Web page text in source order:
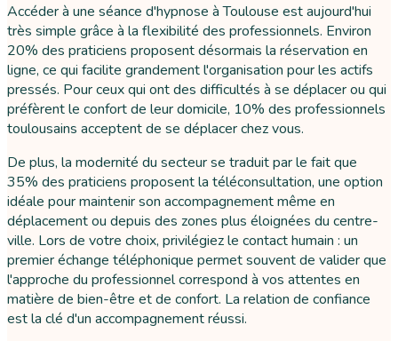
Accéder à une séance d'hypnose à Toulouse est aujourd'hui
très simple grâce à la flexibilité des professionnels. Environ
20% des praticiens proposent désormais la réservation en
ligne, ce qui facilite grandement l'organisation pour les actifs
pressés. Pour ceux qui ont des difficultés à se déplacer ou qui
préfèrent le confort de leur domicile, 10% des professionnels
toulousains acceptent de se déplacer chez vous.
De plus, la modernité du secteur se traduit par le fait que
35% des praticiens proposent la téléconsultation, une option
idéale pour maintenir son accompagnement même en
déplacement ou depuis des zones plus éloignées du centre-
ville. Lors de votre choix, privilégiez le contact humain : un
premier échange téléphonique permet souvent de valider que
l'approche du professionnel correspond à vos attentes en
matière de bien-être et de confort. La relation de confiance
est la clé d'un accompagnement réussi.